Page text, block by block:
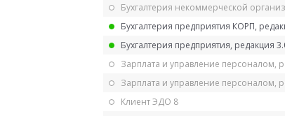
Бухгалтерия некоммерческой
Бухгалтерия предприятия КОРП,
Бухгалтерия предприятия, редакция
Зарплата и управление персоналом,
Зарплата и управление персоналом,
Клиент ЭДО 8